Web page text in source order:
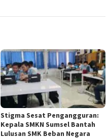
Stigma Sesat Pengangguran:
Kepala SMKN Sumsel Bantah
Lulusan SMK Beban Negara